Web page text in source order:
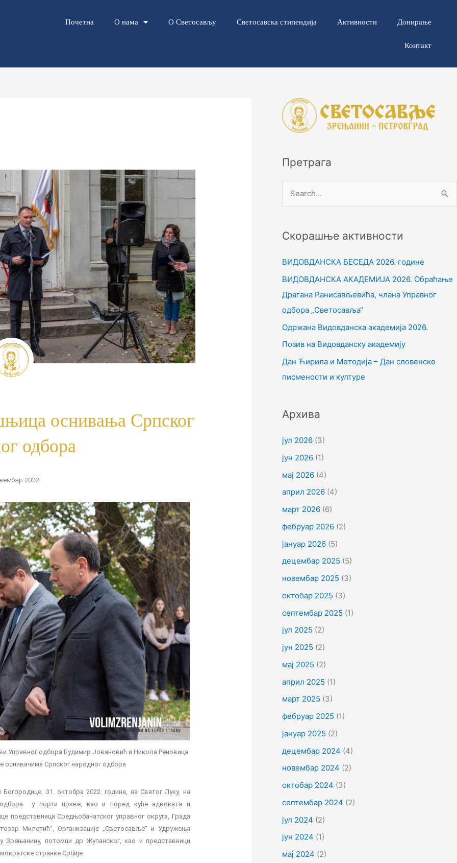
Почетна О нама О Светосављу Светосавска стипендија Активности Донирање
Контакт
оснивања Српског
одбора
2022.
Управног одбора Будимир Јовановић и Никола Реновица
оснивачима Српског народног одбора
31. октобра 2022. године, на Светог Луку, на
одбора у порти цркве, као и поред куће адвоката и
представници Средњобанатског управног округа, Града
Милетић“, Организације „Светосавље“ и Удружења
Зрењанину, потомци др Жупанског, као и представници
странке Србије.
Претрага
т
р
а
:
Скорашње активности
ВИДОВДАНСКА БЕСЕДА 2026. године
ВИДОВДАНСКА АКАДЕМИЈА 2026. Обраћање
Драгана Ранисављевића, члана Управног
одбора „Светосавља“
Одржана Видовданска академија 2026.
Позив на Видовданску академију
Дан Ћирила и Методија – Дан словенске
писмености и културе
Архива
јул 2026(3)
јун 2026(1)
мај 2026(4)
април 2026(4)
март 2026(6)
фебруар 2026(2)
јануар 2026(5)
децембар 2025 (5)
новембар 2025 (3)
октобар 2025 (3)
септембар 2025 (1)
јул 2025 (2)
јун 2025 (2)
мај 2025 (2)
април 2025 (1)
март 2025 (3)
фебруар 2025 (1)
јануар 2025 (2)
децембар 2024 (4)
новембар 2024 (2)
октобар 2024 (3)
септембар 2024 (2)
јул 2024 (2)
јун 2024 (1)
мај 2024 (2)